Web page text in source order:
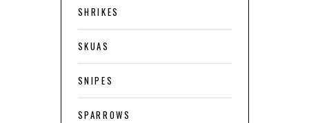
SHRIKES
SKUAS
SNIPES
SPARROWS